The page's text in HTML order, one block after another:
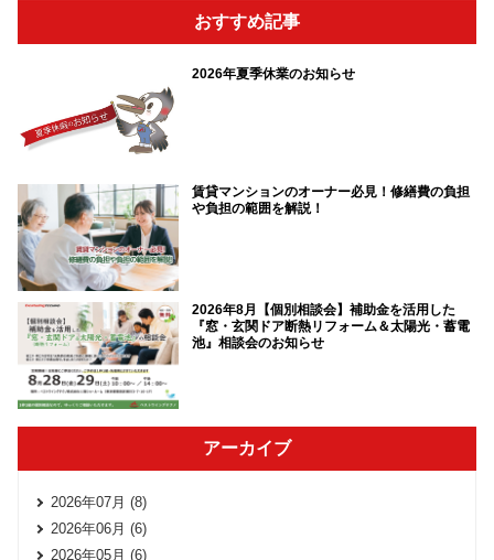
おすすめ記事
2026年夏季休業のお知らせ
賃貸マンションのオーナー必見！修繕費の負担
や負担の範囲を解説！
2026年8月【個別相談会】補助金を活用した
『窓・玄関ドア断熱リフォーム＆太陽光・蓄電
池』相談会のお知らせ
アーカイブ
2026年07月 (8)
2026年06月 (6)
2026年05月 (6)